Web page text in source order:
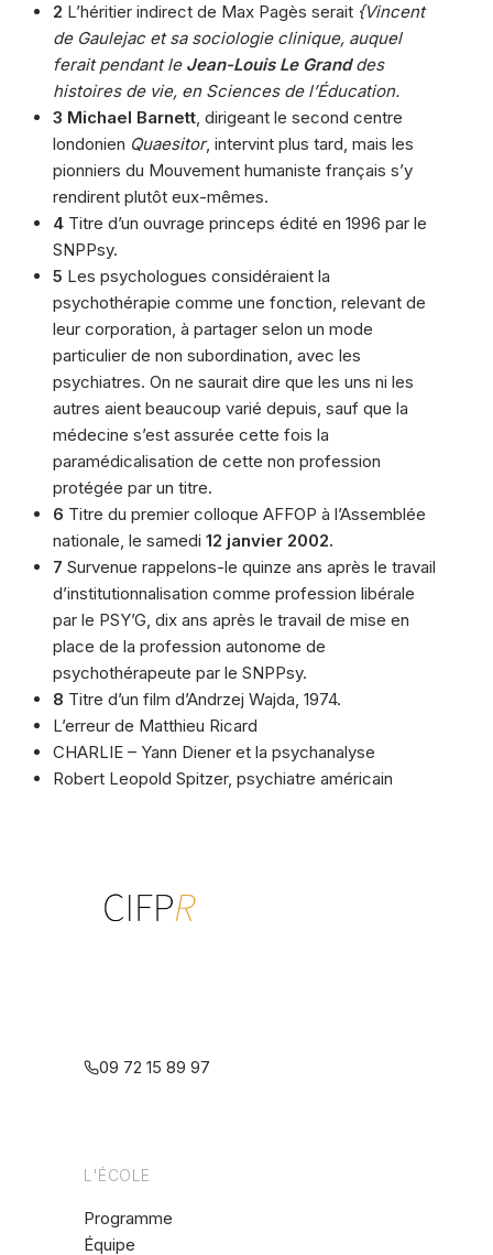
2 L’héritier indirect de Max Pagès serait {Vincent
de Gaulejac et sa sociologie clinique, auquel
ferait pendant le Jean-Louis Le Granddes
histoires de vie, en Sciences de l’Éducation.
3 Michael Barnett, dirigeant le second centre
londonien Quaesitor, intervint plus tard, mais les
pionniers du Mouvement humaniste français s’y
rendirent plutôt eux-mêmes.
4 Titre d’un ouvrage princeps édité en 1996 par le
SNPPsy.
5 Les psychologues considéraient la
psychothérapie comme une fonction, relevant de
leur corporation, à partager selon un mode
particulier de non subordination, avec les
psychiatres. On ne saurait dire que les uns ni les
autres aient beaucoup varié depuis, sauf que la
médecine s’est assurée cette fois la
paramédicalisation de cette non profession
protégée par un titre.
6 Titre du premier colloque AFFOP à l’Assemblée
nationale, le samedi 12 janvier 2002.
7 Survenue rappelons-le quinze ans après le travail
d’institutionnalisation comme profession libérale
par le PSY’G, dix ans après le travail de mise en
place de la profession autonome de
psychothérapeute par le SNPPsy.
8 Titre d’un film d’Andrzej Wajda, 1974.
L’erreur de Matthieu Ricard
CHARLIE – Yann Diener et la psychanalyse
Robert Leopold Spitzer, psychiatre américain
09 72 15 89 97
L'ÉCOLE
Programme
Équipe